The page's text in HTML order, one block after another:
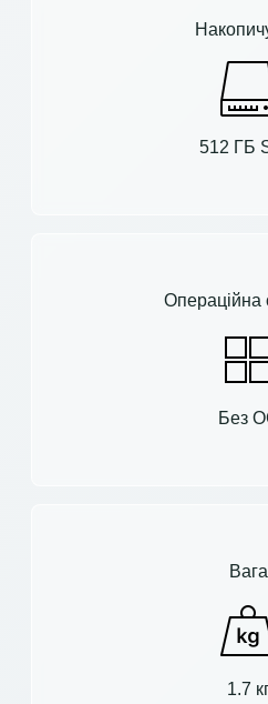
512 ГБ
Операційна
Без
Вага
1.7